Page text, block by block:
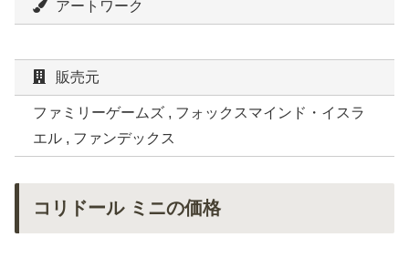
アートワーク
販売元
ファミリーゲームズ , フォックスマインド・イスラ
エル , ファンデックス
コリドール ミニの価格